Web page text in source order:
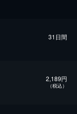
31日間
2,189円
（税込）